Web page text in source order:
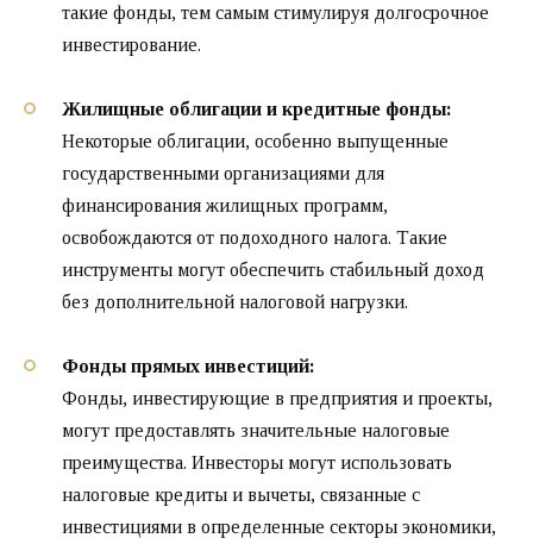
такие фонды, тем самым стимулируя долгосрочное
инвестирование.
Жилищные облигации и кредитные фонды:
Некоторые облигации, особенно выпущенные
государственными организациями для
финансирования жилищных программ,
освобождаются от подоходного налога. Такие
инструменты могут обеспечить стабильный доход
без дополнительной налоговой нагрузки.
Фонды прямых инвестиций:
Фонды, инвестирующие в предприятия и проекты,
могут предоставлять значительные налоговые
преимущества. Инвесторы могут использовать
налоговые кредиты и вычеты, связанные с
инвестициями в определенные секторы экономики,